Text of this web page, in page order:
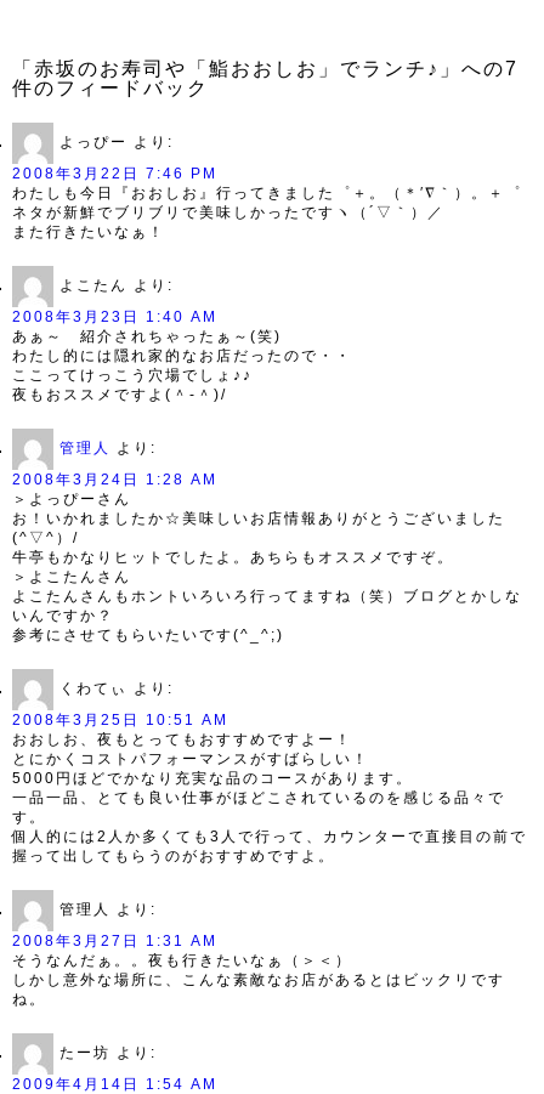
「赤坂のお寿司や「鮨おおしお」でランチ♪」への7
件のフィードバック
よっぴー
より:
2008年3月22日 7:46 PM
わたしも今日『おおしお』行ってきました゜＋。（＊′∇｀）。＋゜
ネタが新鮮でブリブリで美味しかったですヽ（´▽｀）／
また行きたいなぁ！
よこたん
より:
2008年3月23日 1:40 AM
あぁ～ 紹介されちゃったぁ～(笑)
わたし的には隠れ家的なお店だったので・・
ここってけっこう穴場でしょ♪♪
夜もおススメですよ(＾-＾)/
管理人
より:
2008年3月24日 1:28 AM
＞よっぴーさん
お！いかれましたか☆美味しいお店情報ありがとうございました
(^▽^）/
牛亭もかなりヒットでしたよ。あちらもオススメですぞ。
＞よこたんさん
よこたんさんもホントいろいろ行ってますね（笑）ブログとかしな
いんですか？
参考にさせてもらいたいです(^_^;)
くわてぃ
より:
2008年3月25日 10:51 AM
おおしお、夜もとってもおすすめですよー！
とにかくコストパフォーマンスがすばらしい！
5000円ほどでかなり充実な品のコースがあります。
一品一品、とても良い仕事がほどこされているのを感じる品々で
す。
個人的には2人か多くても3人で行って、カウンターで直接目の前で
握って出してもらうのがおすすめですよ。
管理人
より:
2008年3月27日 1:31 AM
そうなんだぁ。。夜も行きたいなぁ（＞＜）
しかし意外な場所に、こんな素敵なお店があるとはビックリです
ね。
たー坊 より:
2009年4月14日 1:54 AM